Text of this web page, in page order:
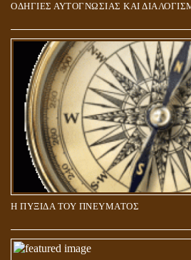
ΟΔΗΓΙΕΣ ΑΥΤΟΓΝΩΣΙΑΣ ΚΑΙ
Η ΠΥΞΙΔΑ ΤΟΥ ΠΝΕΥΜΑΤΟΣ
5Η ΔΙΑΣΤΑΣΗ ΚΑΙ ΠΝΕΥΜΑΤΙΚΗ
ΚΑΤΑΣΤΑΣΕΙΣ